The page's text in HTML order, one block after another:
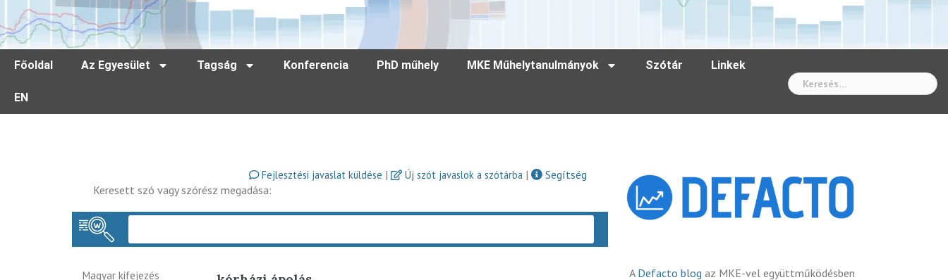
Főoldal Az Egyesület Tagság Konferencia PhD műhely MKE Műhelytanulmányok Szótár Linkek
EN
Fejlesztési javaslat küldése | Új szót javaslok a szótárba |
Segítség
Keresett szó vagy szórész megadása:
Magyar kifejezés A Defacto blog az MKE-vel együttműködésben